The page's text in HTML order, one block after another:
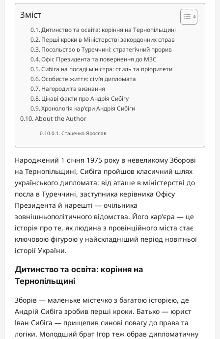
Зміст
Дитинство та освіта: коріння на Тернопільщині
Перші кроки в Міністерстві закордонних справ
Посольство в Туреччині: стратегічний прорив
Офіс Президента та повернення до МЗС
Сибіга на посаді міністра: стиль та пріоритети
Особисте життя: сім’я дипломата
Нагороди та визнання
Цікаві факти про Андрія Сибігу
Хронологія кар’єри Андрія Сибіги
About the Author
Стаценко Ярослав
Народжений 1 січня 1975 року в невеликому Зборові
на Тернопільщині, Сибіга пройшов класичний шлях
українського дипломата: від аташе в міністерстві до
посла в Туреччині, заступника керівника Офісу
Президента й нарешті — очільника
зовнішньополітичного відомства. Його кар’єра — це
історія про те, як людина з провінційного міста стає
ключовою фігурою у найскладніший період новітньої
історії України.
Дитинство та освіта: коріння на
Тернопільщині
Зборів — маленьке містечко з багатою історією, де
Андрій Сибіга зробив перші кроки. Батько — юрист
Іван Сибіга — прищепив синові повагу до права та
логіки. Молодший брат Ігор теж обрав дипломатичну